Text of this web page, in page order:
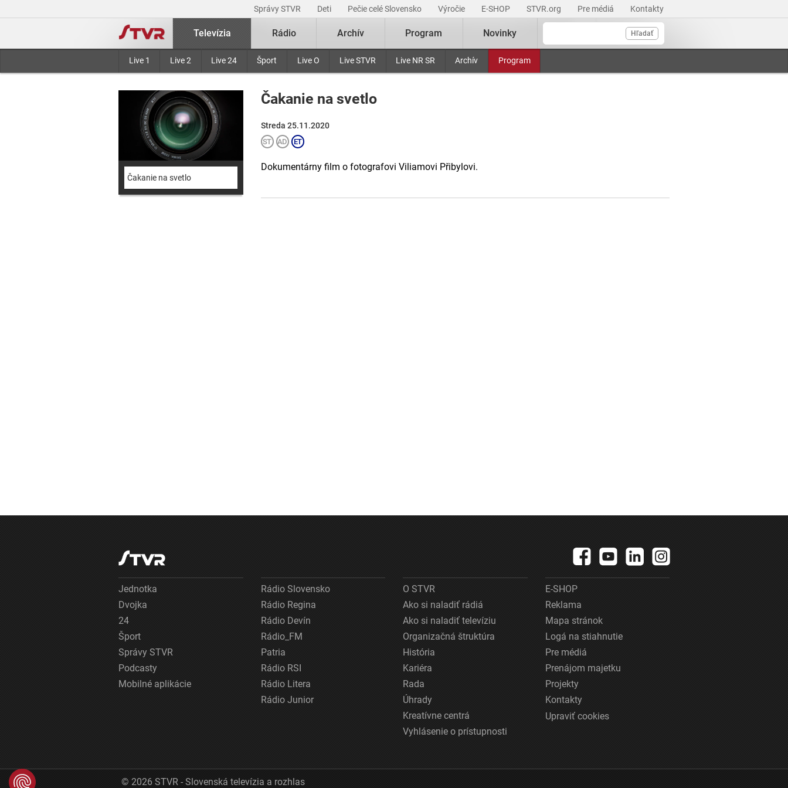
Správy STVR Deti Pečie celé Slovensko Výročie E-SHOP STVR.org Pre médiá Kontakty
Hľadať
Televízia
Live 1 Live 2 Live 24 Šport Live O Live STVR Live NR SR Archív Program
Rádio Archív Program Novinky
Čakanie na svetlo
Čakanie na svetlo
Streda 25.11.2020
Dokumentárny film o fotografovi Viliamovi Přibylovi.
Jednotka
Dvojka
24
Šport
Správy STVR
Podcasty
Mobilné aplikácie
Rádio Slovensko
Rádio Regina
Rádio Devín
Rádio_FM
Patria
Rádio RSI
Rádio Litera
Rádio Junior
O STVR
Ako si naladiť rádiá
Ako si naladiť televíziu
Organizačná štruktúra
História
Kariéra
Rada
Úhrady
Kreatívne centrá
Vyhlásenie o prístupnosti
E-SHOP
Reklama
Mapa stránok
Logá na stiahnutie
Pre médiá
Prenájom majetku
Projekty
Kontakty
Upraviť cookies
© 2026 STVR - Slovenská televízia a rozhlas